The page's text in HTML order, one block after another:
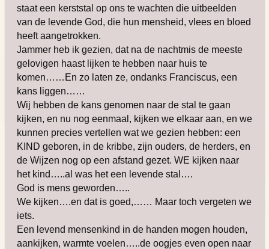
staat een kerststal op ons te wachten die uitbeelden
van de levende God, die hun mensheid, vlees en bloed
heeft aangetrokken.
Jammer heb ik gezien, dat na de nachtmis de meeste
gelovigen haast lijken te hebben naar huis te
komen……En zo laten ze, ondanks Franciscus, een
kans liggen……
Wij hebben de kans genomen naar de stal te gaan
kijken, en nu nog eenmaal, kijken we elkaar aan, en we
kunnen precies vertellen wat we gezien hebben: een
KIND geboren, in de kribbe, zijn ouders, de herders, en
de Wijzen nog op een afstand gezet. WE kijken naar
het kind…..al was het een levende stal….
God is mens geworden…..
We kijken….en dat is goed,…… Maar toch vergeten we
iets.
Een levend mensenkind in de handen mogen houden,
aankijken, warmte voelen…..de oogjes even open naar